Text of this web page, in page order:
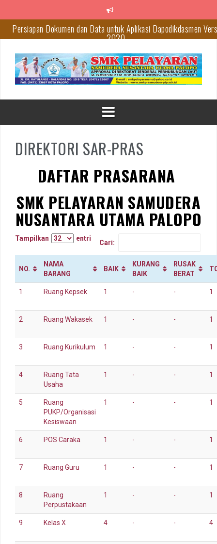
kontenPersiapan Dokumen dan Data untuk Aplikasi Dapodikdasmen
2020
Tips Agar CV-mu Lebih Dilirik Perusahaan
PERINGATI HARDIKNAS MENHUB AJAK TARUNA MEMBUAT
INOVASI DI BIDANG TRANSPORTASI
Pengumumuan Kelulusan Siswa Tahun Pelajaran 2019/2020
Wisudah ke – 6 SMK Pelayaran Samudera Palopo
DIREKTORI SAR-PRAS
DAFTAR PRASARANA
SMK PELAYARAN SAMUDERA
NUSANTARA UTAMA PALOPO
Tampilkan entri
Cari:
NO.
NAMA
BARANG
BAIK
KURANG
BAIK
RUSAK
BERAT
1 Ruang Kepsek 1 - - 1
2 Ruang Wakasek 1 - - 1
3 Ruang Kurikulum 1 - - 1
4
Ruang Tata
Usaha
1 - - 1
5
Ruang
PUKP/Organisasi
Kesiswaan
1 - - 1
6 POS Caraka 1 - - 1
7 Ruang Guru 1 - - 1
8
Ruang
Perpustakaan
1 - - 1
9 Kelas X 4 - - 4